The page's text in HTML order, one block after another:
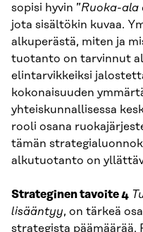
sopisi hyvin ”Ruoka-ala
jota sisältökin kuvaa.
alkuperästä, miten ja
tuotanto on tarvinnut
elintarvikkeiksi
kokonaisuuden
yhteiskunnallisessa
rooli osana
tämän
alkutuotanto on
Strateginen tavoite 4
lisääntyy, on tärkeä
strategista päämäärää.